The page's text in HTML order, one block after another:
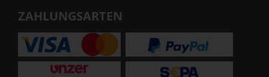
ZAHLUNGSARTEN